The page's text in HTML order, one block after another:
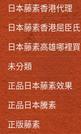
日本藤素香港代理
日本藤素香港屈臣氏
日本藤素高雄哪裡買
未分類
正品日本藤素效果
正品日本騰素
正版藤素